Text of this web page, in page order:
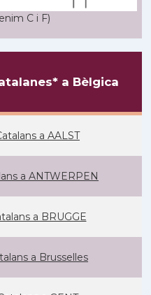
C i F)
a Bèlgica
a AALST
a ANTWERPEN
a BRUGGE
a Brusselles